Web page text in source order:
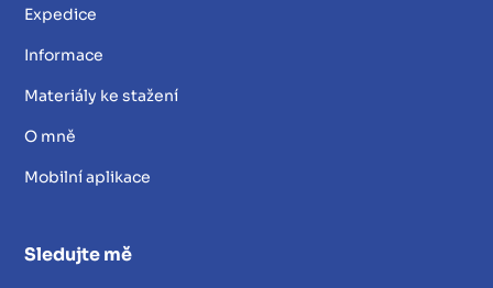
Expedice
Informace
Materiály ke stažení
O mně
Mobilní aplikace
Sledujte mě